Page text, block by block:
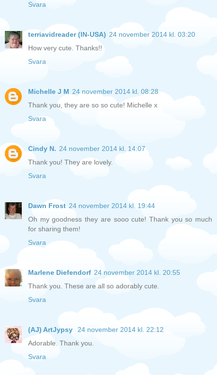
Svara
terriavidreader (IN-USA) 24 november 2014 kl. 03:20
How very cute. Thanks!!
Svara
Michelle J M 24 november 2014 kl. 08:28
Thank you, they are so so cute! Michelle x
Svara
Cindy N. 24 november 2014 kl. 14:07
Thank you! They are lovely.
Svara
Dawn Frost 24 november 2014 kl. 19:44
Oh my goodness they are sooo cute! Thank you so much
for sharing them!
Svara
Marlene Diefendorf 24 november 2014 kl. 20:55
Thank you. These are all so adorably cute.
Svara
(AJ) ArtJypsy
24 november 2014 kl. 22:12
Adorable. Thank you.
Svara